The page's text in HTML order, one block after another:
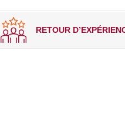
RETOUR